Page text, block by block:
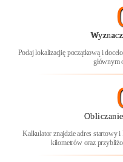
Podaj lokalizacjię początkową i
głównym
Kalkulator znajdzie adres startowy
kilometrów oraz